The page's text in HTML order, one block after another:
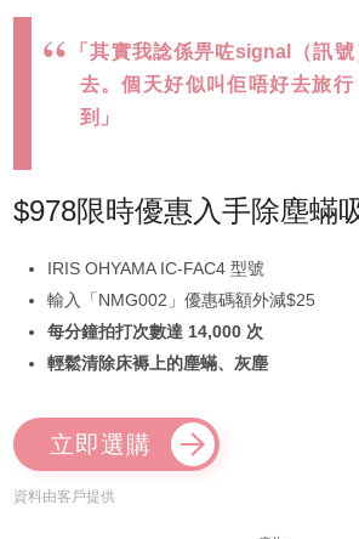
「其實我諗係畀咗signal（訊
去。個天好似叫佢唔好去旅
到」
$978限時優惠入手除塵蟎
IRIS OHYAMA IC-FAC4 型號
輸入「NMG002」優惠碼額外減$25
每分鐘拍打次數達 14,000 次
輕鬆清除床褥上的塵蟎、灰塵
立即選購
資料由客戶提供